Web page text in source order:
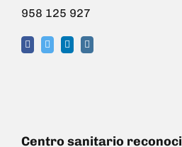
958 125 927
Centro sanitario